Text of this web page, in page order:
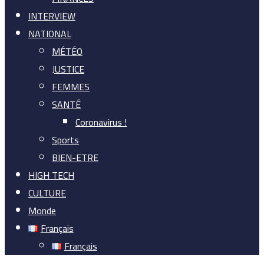
INTERVIEW
NATIONAL
MÉTÉO
JUSTICE
FEMMES
SANTÉ
Coronavirus !
Sports
BIEN-ETRE
HIGH TECH
CULTURE
Monde
Français
Français